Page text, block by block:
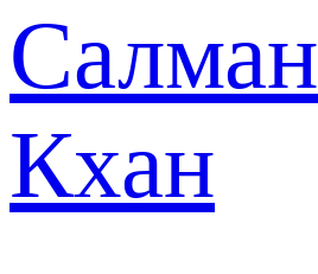
Салман
Кхан